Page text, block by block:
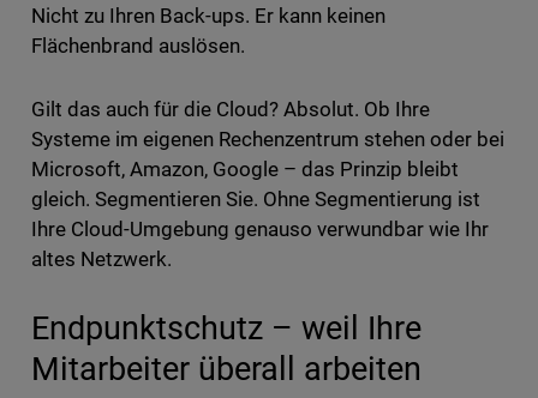
Nicht zu Ihren Back-ups. Er kann keinen
Flächenbrand auslösen.
Gilt das auch für die Cloud? Absolut. Ob Ihre
Systeme im eigenen Rechenzentrum stehen oder bei
Microsoft, Amazon, Google – das Prinzip bleibt
gleich. Segmentieren Sie. Ohne Segmentierung ist
Ihre Cloud-Umgebung genauso verwundbar wie Ihr
altes Netzwerk.
Endpunktschutz – weil Ihre
Mitarbeiter überall arbeiten